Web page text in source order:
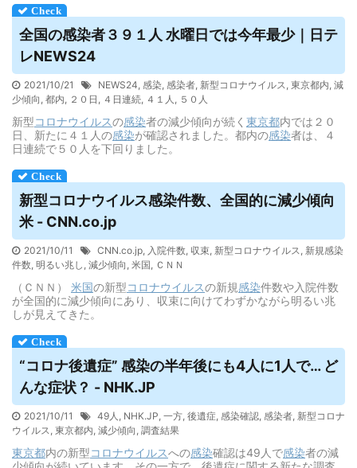
全国の感染者３９１人 水曜日では今年最少｜日テ
レNEWS24
2021/10/21 NEWS24, 感染, 感染者, 新型コロナウイルス, 東京都内, 減
少傾向 , 都内, ２０日 , ４日連続, ４１人 , ５０人
新型コロナウイルスの感染者の減少傾向が続く 東京都内では２０
日、新たに４１人の感染が確認されました。都内の感染者は、４
日連続で５０人を下回りました。
新型コロナウイルス感染件数、全国的に減少傾向
米 - CNN.co.jp
2021/10/11 CNN.co.jp, 入院件数, 収束, 新型コロナウイルス, 新規感染
件数, 明るい兆し , 減少傾向 , 米国, ＣＮＮ
（ＣＮＮ） 米国の新型コロナウイルスの新規感染件数や入院件数
が全国的に減少傾向にあり、収束に向けてわずかながら明るい兆
しが見えてきた。
“コロナ後遺症” 感染の半年後にも4人に1人で… ど
んな症状？ - NHK.JP
2021/10/11 49人 , NHK.JP, 一方, 後遺症, 感染確認, 感染者, 新型コロナ
ウイルス, 東京都内, 減少傾向 , 調査結果
東京都内の新型コロナウイルスへの感染確認は49人で感染者の減